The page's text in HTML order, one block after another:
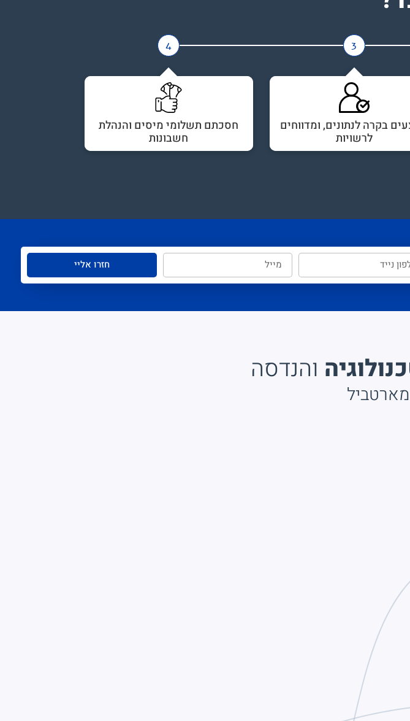
3
4
בקרה לנתונים, ומדווחים
לרשויות
חסכתם תשלומי מיסים והנהלת
חשבונות
חזרו אליי
והנדסה